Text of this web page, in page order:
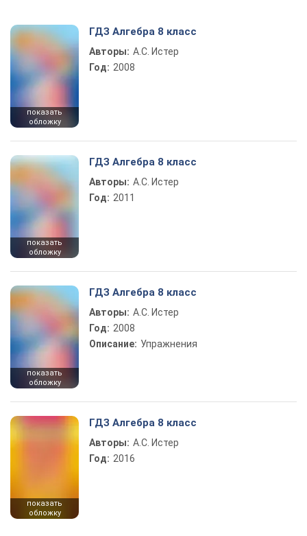
показать
обложку
ГДЗ Алгебра 8 класс
Авторы: А.С. Истер
Год: 2008
показать
обложку
ГДЗ Алгебра 8 класс
Авторы: А.С. Истер
Год: 2011
показать
обложку
ГДЗ Алгебра 8 класс
Авторы: А.С. Истер
Год: 2008
Описание: Упражнения
показать
обложку
ГДЗ Алгебра 8 класс
Авторы: А.С. Истер
Год: 2016